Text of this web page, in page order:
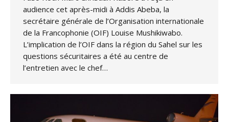
audience cet après-midi à Addis Abeba, la
secrétaire générale de l’Organisation internationale
de la Francophonie (OIF) Louise Mushikiwabo.
L’implication de l’OIF dans la région du Sahel sur les
questions sécuritaires a été au centre de
l’entretien avec le chef…